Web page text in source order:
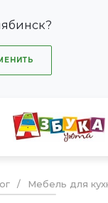
/ Мебель для